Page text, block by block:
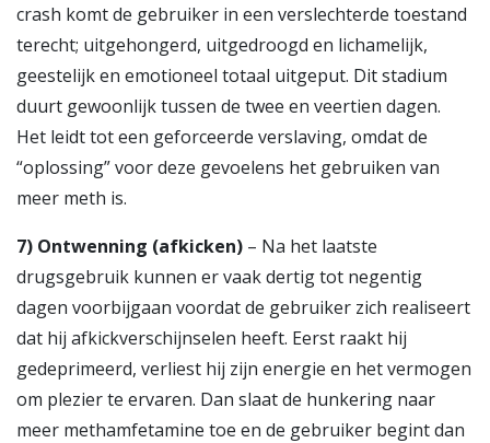
crash komt de gebruiker in een verslechterde toestand
terecht; uitgehongerd, uitgedroogd en lichamelijk,
geestelijk en emotioneel totaal uitgeput. Dit stadium
duurt gewoonlijk tussen de twee en veertien dagen.
Het leidt tot een geforceerde verslaving, omdat de
“oplossing” voor deze gevoelens het gebruiken van
meer meth is.
7) Ontwenning (afkicken) – Na het laatste
drugsgebruik kunnen er vaak dertig tot negentig
dagen voorbijgaan voordat de gebruiker zich realiseert
dat hij afkickverschijnselen heeft. Eerst raakt hij
gedeprimeerd, verliest hij zijn energie en het vermogen
om plezier te ervaren. Dan slaat de hunkering naar
meer methamfetamine toe en de gebruiker begint dan